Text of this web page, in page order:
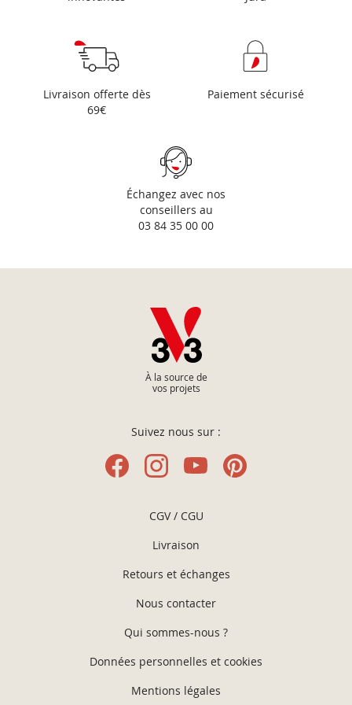
Livraison offerte dès
69€
Paiement sécurisé
Échangez avec nos
conseillers au
03 84 35 00 00
À la source de
vos projets
Suivez nous sur :
CGV / CGU
Livraison
Retours et échanges
Nous contacter
Qui sommes-nous ?
Données personnelles et cookies
Mentions légales